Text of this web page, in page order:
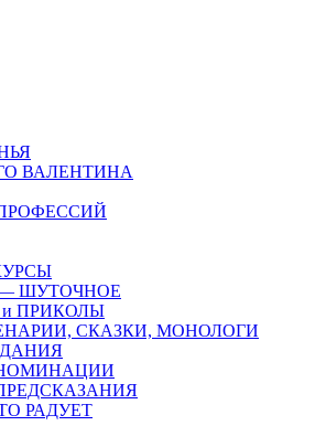
ВАЛЕНТИНА
ШУТОЧНОЕ
ПРИКОЛЫ
СКАЗКИ, МОНОЛОГИ
РАДУЕТ